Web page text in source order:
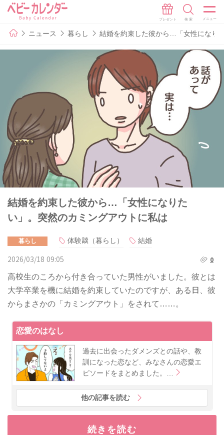
ニュース 暮らし 結婚を約束した彼から…「女性になり
結婚を約束した彼から…「女性になりた
い」。突然のカミングアウトに私は
暮らし 体験談（暮らし） 結婚
2026/03/18 09:05 0
高校生のころから付き合っていた男性がいました。彼とは
大学卒業を機に結婚を約束していたのですが、ある日、彼
からまさかの「カミングアウト」をされて……。
恋愛のはなし
過去に出会ったダメンズとの話や、教
訓になった恋など、みなさんの恋愛エ
ピソードをまとめました。…
他の記事を読む
続きを読む